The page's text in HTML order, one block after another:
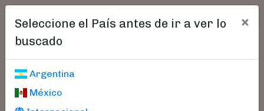
Seleccione el País antes de ir a ver lo
buscado
×
Argentina
México
Libros encontrados
Parámetros